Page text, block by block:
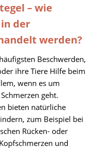
– wie
der
werden?
Beschwerden,
ihre Tiere Hilfe beim
wenn es um
geht.
bieten natürliche
zum Beispiel bei
Rücken- oder
und